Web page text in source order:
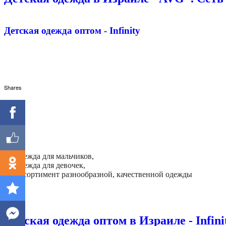
Детская одежда оптом - Infinity
- Одежда для мальчиков,
- Одежда для девочек,
- Ассортимент разнообразной, качественной одежды
Далее
Детская одежда оптом в Израиле -
Shares